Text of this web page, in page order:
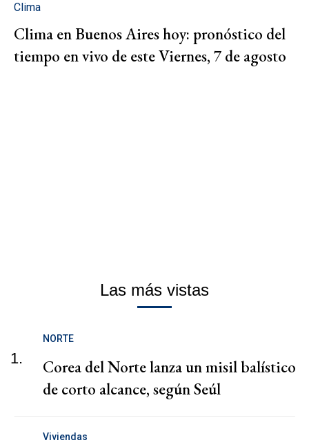
Clima
Clima en Buenos Aires hoy: pronóstico del
tiempo en vivo de este Viernes, 7 de agosto
Las más vistas
1.
NORTE
Corea del Norte lanza un misil balístico
de corto alcance, según Seúl
Viviendas